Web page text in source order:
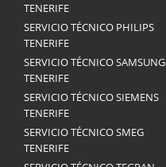
TENERIFE
SERVICIO TÉCNICO PHILIPS
TENERIFE
SERVICIO TÉCNICO SAMSUNG
TENERIFE
SERVICIO TÉCNICO SIEMENS
TENERIFE
SERVICIO TÉCNICO SMEG
TENERIFE